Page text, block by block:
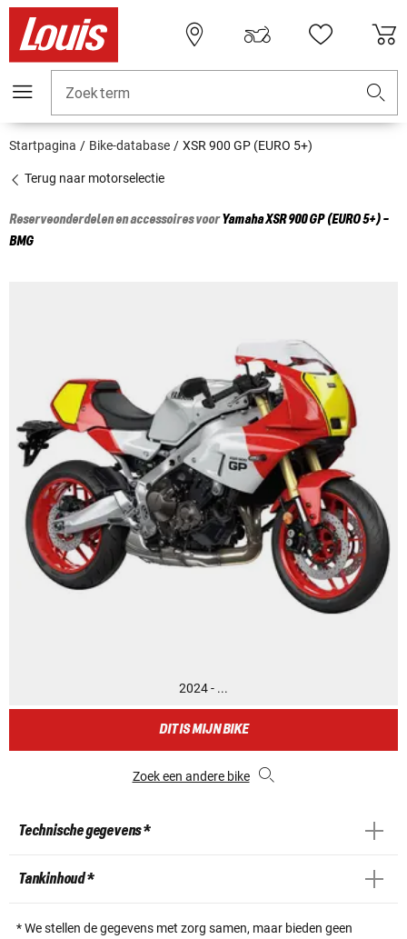
Zoekterm
Startpagina Bike-database XSR 900 GP (EURO 5+)
Terug naar motorselectie
Reserveonderdelen en accessoires voorYamahaXSR 900 GP (EURO 5+) -
BMG
2024 - ...
DIT IS MIJN BIKE
Zoek een andere bike
Technische gegevens *
Tankinhoud *
* We stellen de gegevens met zorg samen, maar bieden geen